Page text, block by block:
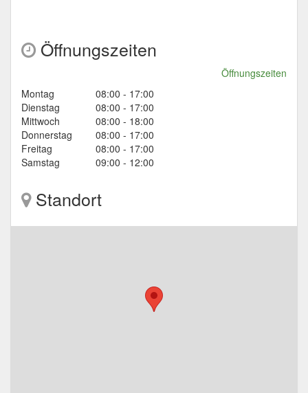
Öffnungszeiten
Öffnungszeiten
Montag
08:00 - 17:00
Dienstag
08:00 - 17:00
Mittwoch
08:00 - 18:00
Donnerstag
08:00 - 17:00
Freitag
08:00 - 17:00
Samstag
09:00 - 12:00
Standort